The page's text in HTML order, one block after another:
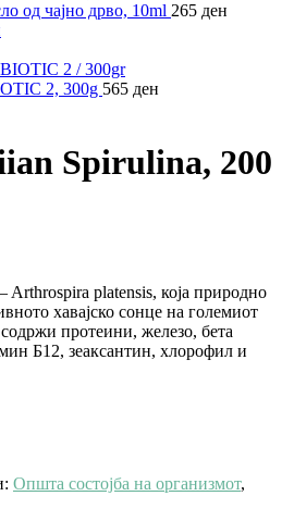
од чајно дрво, 10ml 265 ден
2, 300g 565 ден
Spirulina, 200
platensis, која природно
хавајско сонце на големиот
протеини, железо, бета
Б12, зеаксантин, хлорофил и
Општа состојба на организмот,